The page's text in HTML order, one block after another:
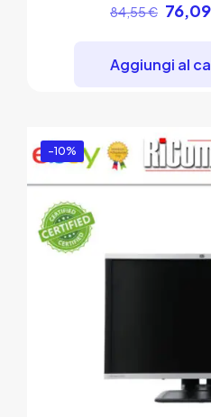
84,55€ Il
prezzo
era:
84,55
76,09
Aggiungi al
-10%